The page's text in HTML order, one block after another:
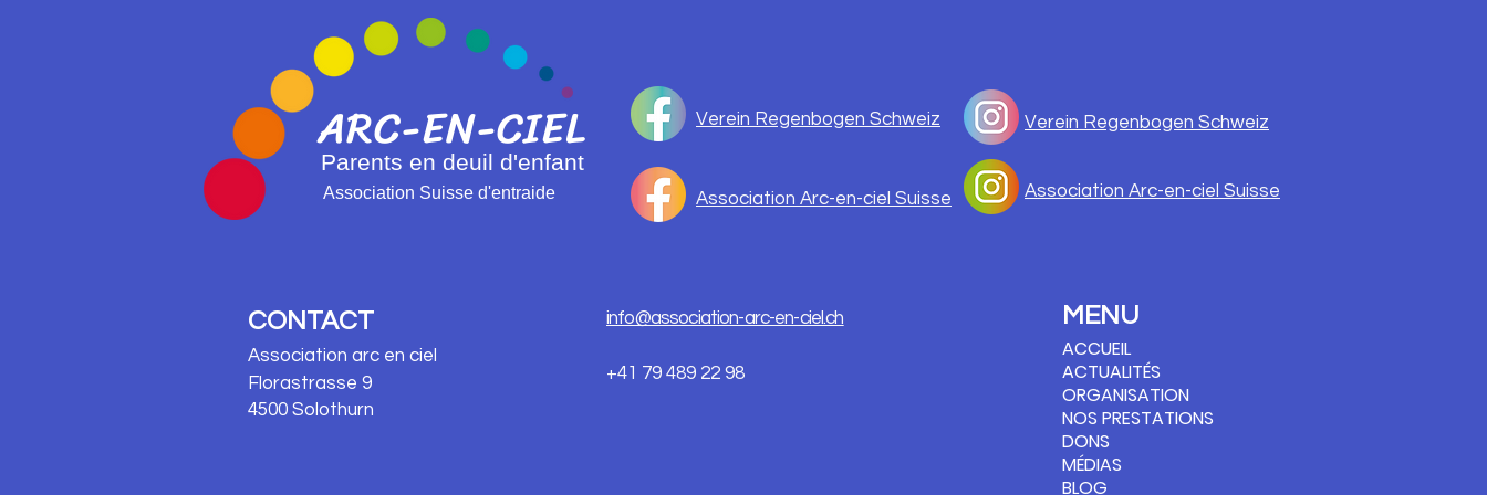
Parents en deuil d'enfant
ARC-EN-CIEL
Association Suisse d'entraide
Verein Regenbogen Schweiz
Association Arc-en-ciel Suisse
CONTACT
Association arc en ciel
Florastrasse 9
4500 Solothurn
info@association-arc-en-ciel.ch
+41 79 489 22 98
MENU
ACCUEIL
ACTUALITÉS
ORGANISATION
NOS PRESTATIONS
DONS
MÉDIAS
BLOG
Verein Regenbogen Schweiz
Association Arc-en-ciel Suisse